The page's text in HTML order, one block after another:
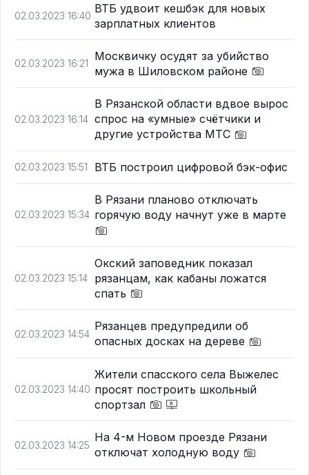
02.03.2023 16:40
ВТБ удвоит кешбэк для новых
зарплатных клиентов
02.03.2023 16:21
Москвичку осудят за убийство
мужа в Шиловском районе
02.03.2023 16:14
В Рязанской области вдвое вырос
спрос на «умные» счётчики и
другие устройства МТС
02.03.2023 15:51 ВТБ построил цифровой бэк-офис
02.03.2023 15:34
В Рязани планово отключать
горячую воду начнут уже в марте
02.03.2023 15:14
Окский заповедник показал
рязанцам, как кабаны ложатся
спать
02.03.2023 14:54
Рязанцев предупредили об
опасных досках на дереве
02.03.2023 14:40
Жители спасского села Выжелес
просят построить школьный
спортзал
02.03.2023 14:25
На 4-м Новом проезде Рязани
отключат холодную воду